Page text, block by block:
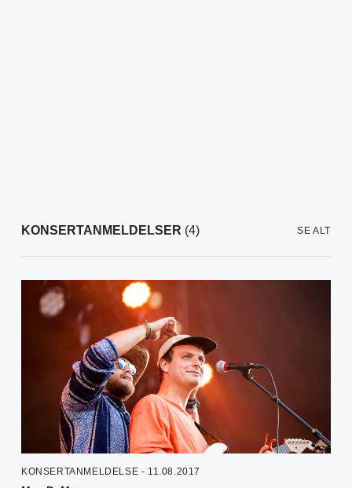
KONSERTANMELDELSER (4) SE ALT
KONSERTANMELDELSE - 11.08.2017